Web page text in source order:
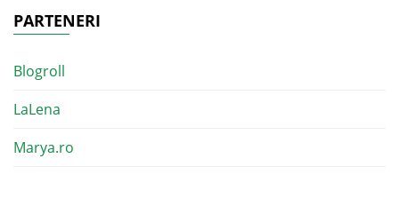
PARTENERI
Blogroll
LaLena
Marya.ro